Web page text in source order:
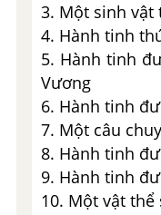
3. Một sinh
4. Hành tinh
5. Hành tinh
Vương
6. Hành tinh
7. Một câu
8. Hành tinh
9. Hành tinh
10. Một vật